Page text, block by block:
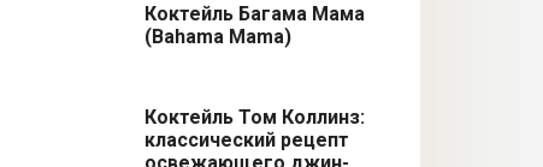
Коктейль Багама Мама
(Bahama Mama)
Коктейль Том Коллинз:
классический рецепт